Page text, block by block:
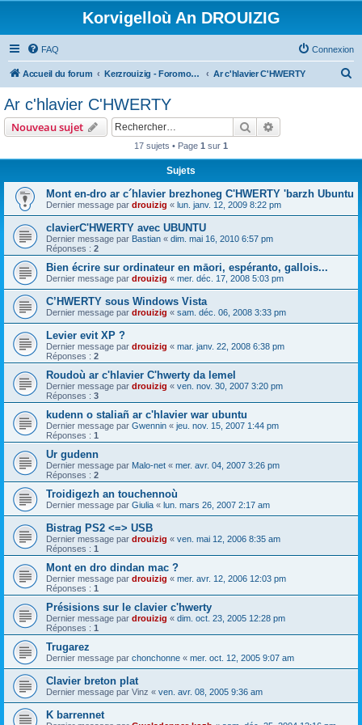
Korvigelloù An DROUIZIG
FAQ Connexion
Accueil du forum Kerzrouizig - Foromoù An Drouizig Ar c'hlavier C'HWERTY
Ar c'hlavier C'HWERTY
Nouveau sujet Rechercher
17 sujets • Page 1 sur 1
Sujets
Mont en-dro ar c´hlavier brezhoneg C'HWERTY 'barzh Ubuntu
Dernier message par drouizig « lun. janv. 12, 2009 8:22 pm
clavierC'HWERTY avec UBUNTU
Dernier message par Bastian « dim. mai 16, 2010 6:57 pm
Réponses : 2
Bien écrire sur ordinateur en māori, espéranto, gallois...
Dernier message par drouizig « mer. déc. 17, 2008 5:03 pm
C’HWERTY sous Windows Vista
Dernier message par drouizig « sam. déc. 06, 2008 3:33 pm
Levier evit XP ?
Dernier message par drouizig « mar. janv. 22, 2008 6:38 pm
Réponses : 2
Roudoù ar c'hlavier C'hwerty da lemel
Dernier message par drouizig « ven. nov. 30, 2007 3:20 pm
Réponses : 3
kudenn o staliañ ar c'hlavier war ubuntu
Dernier message par Gwennin « jeu. nov. 15, 2007 1:44 pm
Réponses : 1
Ur gudenn
Dernier message par Malo-net « mer. avr. 04, 2007 3:26 pm
Réponses : 2
Troidigezh an touchennoù
Dernier message par Giulia « lun. mars 26, 2007 2:17 am
Bistrag PS2 <=> USB
Dernier message par drouizig « ven. mai 12, 2006 8:35 am
Réponses : 1
Mont en dro dindan mac ?
Dernier message par drouizig « mer. avr. 12, 2006 12:03 pm
Réponses : 1
Présisions sur le clavier c'hwerty
Dernier message par drouizig « dim. oct. 23, 2005 12:28 pm
Réponses : 1
Trugarez
Dernier message par chonchonne « mer. oct. 12, 2005 9:07 am
Clavier breton plat
Dernier message par Vinz « ven. avr. 08, 2005 9:36 am
K barrennet